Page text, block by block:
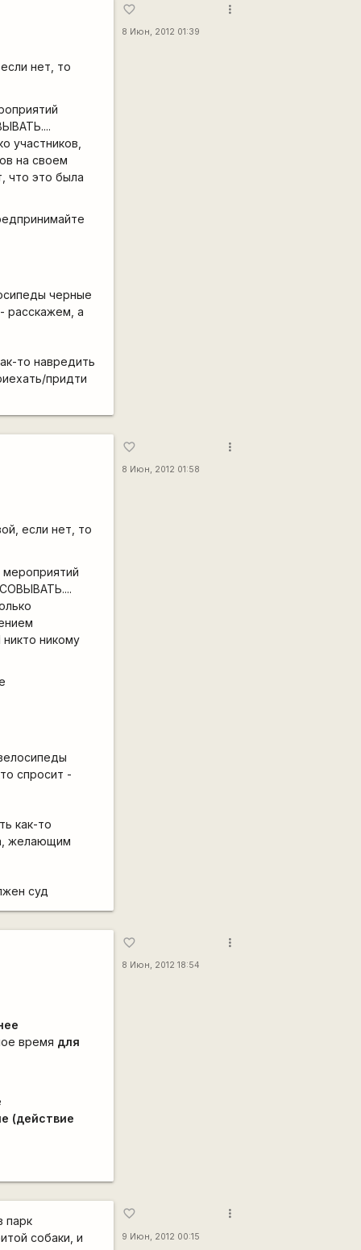
нет, то
участников,
на своем
что это была
черные
расскажем, а
то навредить
придти
favorite_border
8 Июн, 2012 01:39
more_vert
если нет, то
никому
спросит -
как-то
желающим
суд
favorite_border
8 Июн, 2012 01:58
more_vert
время для
(действие
favorite_border
8 Июн, 2012 18:54
more_vert
парк
собаки, и
favorite_border
9 Июн, 2012 00:15
more_vert